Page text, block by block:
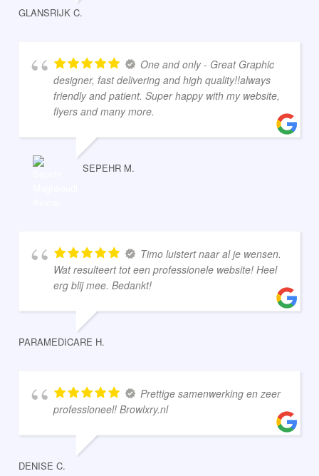
GLANSRIJK C.
One and only - Great Graphic
designer, fast delivering and high quality!!always
friendly and patient. Super happy with my website,
flyers and many more.
SEPEHR M.
Timo luistert naar al je wensen.
Wat resulteert tot een professionele website! Heel
erg blij mee. Bedankt!
PARAMEDICARE H.
Prettige samenwerking en zeer
professioneel! Browlxry.nl
DENISE C.